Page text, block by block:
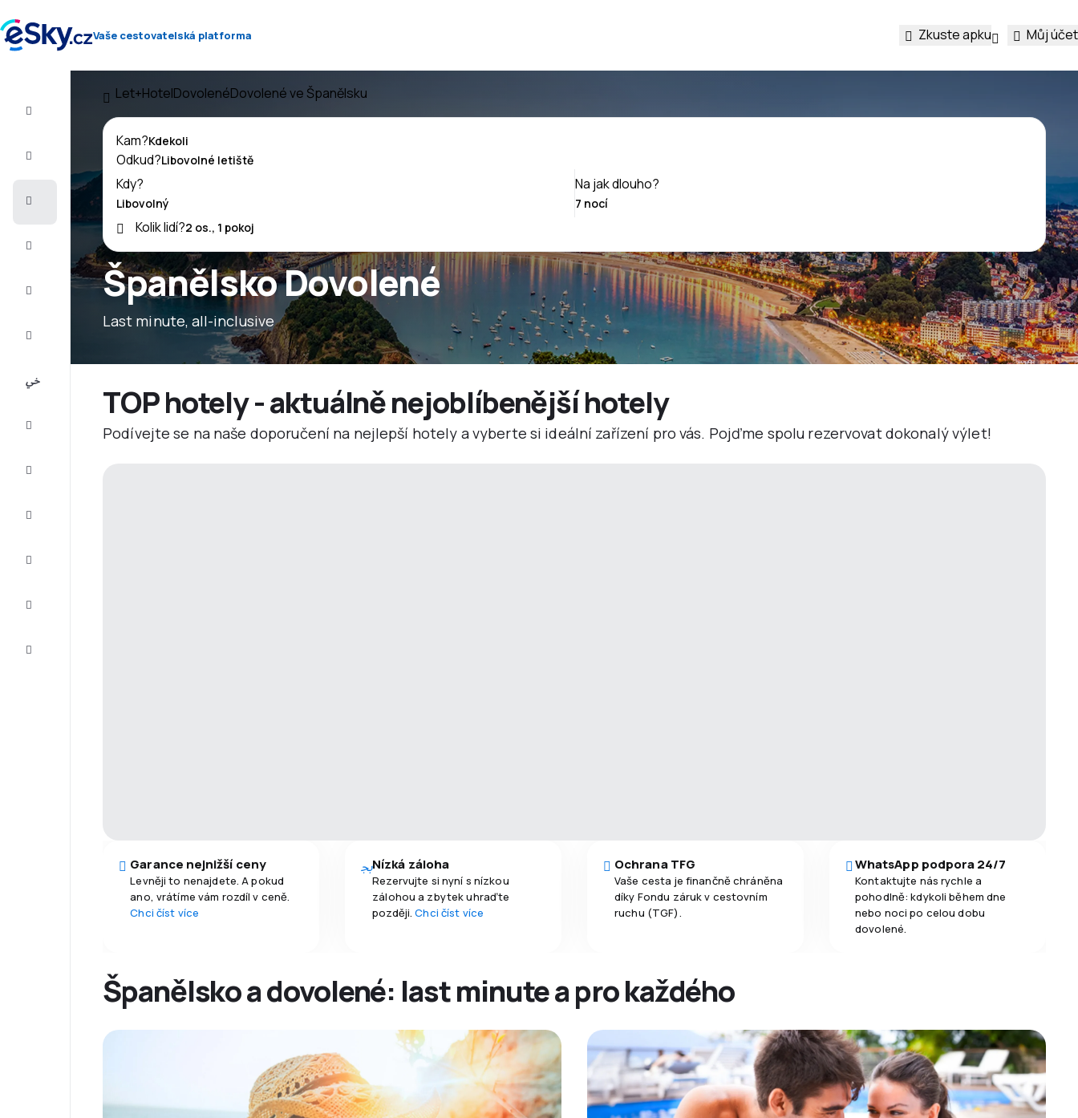
Vaše cestovatelská platforma Zkuste apku Můj účet
Let+HotelDovolenéDovolené ve Španělsku
Španělsko Dovolené
Last minute, all-inclusive
Kam?
Odkud?
Kdy?
Na jak dlouho?
Kolik lidí?
TOP hotely - aktuálně nejoblíbenější hotely
Podívejte se na naše doporučení na nejlepší hotely a vyberte si ideální zařízení pro vás. Pojďme spolu rezervovat dokonalý výlet!
Garance nejnižší ceny
Levněji to nenajdete. A pokud
ano, vrátíme vám rozdíl v ceně.
Chci číst více
Nízká záloha
Rezervujte si nyní s nízkou
zálohou a zbytek uhraďte
později.Chci číst více
Ochrana TFG
Vaše cesta je finančně chráněna
díky Fondu záruk v cestovním
ruchu (TGF).
WhatsApp podpora 24/7
Kontaktujte nás rychle a
pohodlně: kdykoli během dne
nebo noci po celou dobu
dovolené.
Španělsko a dovolené: last minute a pro každého